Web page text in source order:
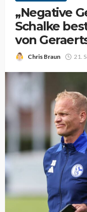
„Negative
Schalke
von
Chris Braun 21.